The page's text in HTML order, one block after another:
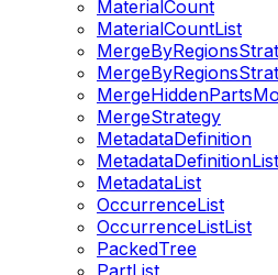
MaterialCount
MaterialCountList
MergeStrategy
MetadataDefinition
MetadataDefinitionList
MetadataList
OccurrenceList
OccurrenceListList
PackedTree
PartList